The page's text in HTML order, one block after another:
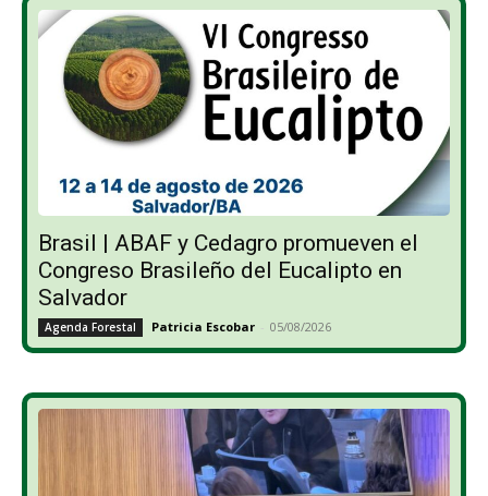
Brasil | ABAF y Cedagro promueven el
Congreso Brasileño del Eucalipto en
Salvador
Agenda Forestal Patricia Escobar - 05/08/2026